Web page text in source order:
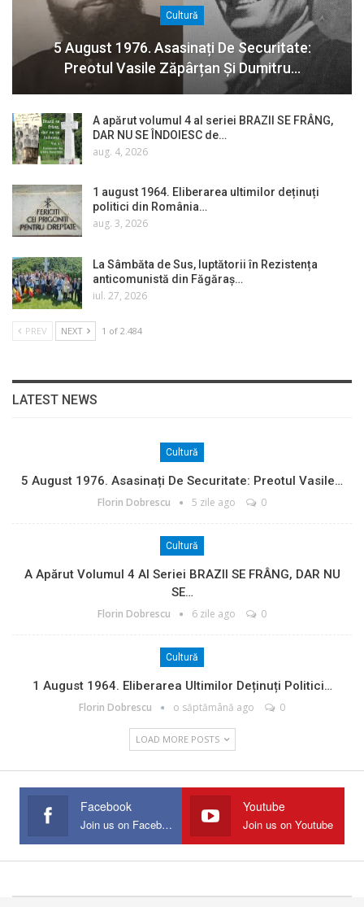
Cultură
5 August 1976. Asasinați De Securitate:
Preotul Vasile Zăpârțan Și Dumitru…
A apărut volumul 4 al seriei BRAZII SE FRÂNG,
DAR NU SE ÎNDOIESC de…
aug. 4, 2026
1 august 1964. Eliberarea ultimilor deținuți
politici din România…
aug. 3, 2026
La Sâmbăta de Sus, luptătorii în Rezistența
anticomunistă din Făgăraș…
iul. 27, 2026
PREV NEXT 1 of 2.484
LATEST NEWS
Cultură
5 August 1976. Asasinați De Securitate: Preotul Vasile…
Florin Dobrescu 5 zile ago 0
Cultură
A Apărut Volumul 4 Al Seriei BRAZII SE FRÂNG, DAR NU
SE…
Florin Dobrescu 6 zile ago 0
Cultură
1 August 1964. Eliberarea Ultimilor Deținuți Politici…
Florin Dobrescu o săptămână ago 0
LOAD MORE POSTS
Facebook
Join us on Facebook
Youtube
Join us on Youtube